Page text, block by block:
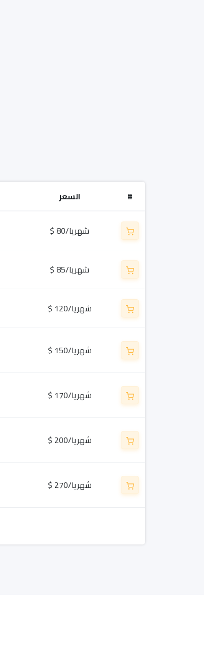
السعر #
$ 80/شهريا
$ 85/شهريا
$ 120/شهريا
$ 150/شهريا
$ 170/شهريا
$ 200/شهريا
$ 270/شهريا